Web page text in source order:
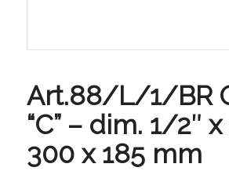
Art.88/L/1/BR
“C” – dim. 1/2″
300 x 185 mm